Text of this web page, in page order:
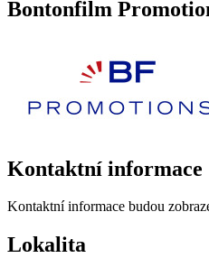
Bontonfilm
Kontaktní informace
Kontaktní informace budou
Lokalita